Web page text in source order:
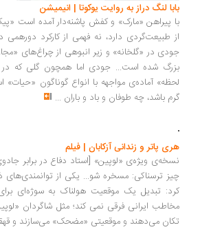
بابا لنگ دراز به روایت یوکوتا | انیمیشن
با پیراهن «مارک» و کفش پاشنه‌دار آمده است
از طبیعت‌گردی دارد، نه فهمی از کارکرد دورهمی
جودی در «گلخانه» و زیر انبوهی از چراغ‌های
بزرگ شده است... جودی اما همچون گلی که در
لحظه» آماده‌ی مواجهه با انواع گوناگون
گرم باشد، چه طوفان و باد و باران ...
هری پاتر و زندانی آزکابان | فیلم
نسخه‌ی ویژه‌ی «لوپین» [استاد دفاع در برابر جادوی